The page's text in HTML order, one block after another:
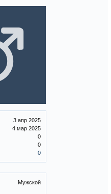
3 апр 2025
4 мар 2025
0
0
0
Мужской